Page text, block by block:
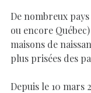
De nombreux
ou encore
maisons de
plus prisées des
Depuis le 10 mars